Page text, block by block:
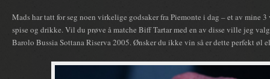
Mads har tatt for seg noen virkelige godsaker fra Piemonte i dag – et av mine
spise og drikke. Vil du prøve å matche Biff Tartar med en av disse ville jeg
Barolo Bussia Sottana Riserva 2005. Ønsker du ikke vin så er dette perfekt øl